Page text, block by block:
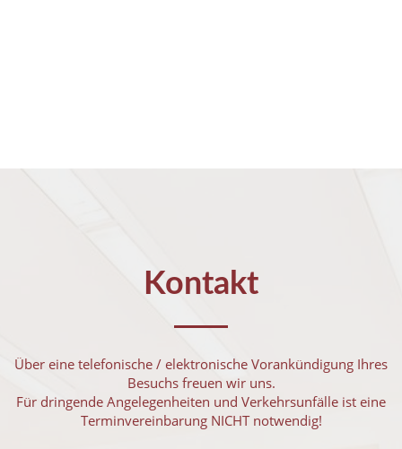
Kontakt
Über eine telefonische / elektronische Vorankündigung Ihres
Besuchs freuen wir uns.
Für dringende Angelegenheiten und Verkehrsunfälle ist eine
Terminvereinbarung NICHT notwendig!